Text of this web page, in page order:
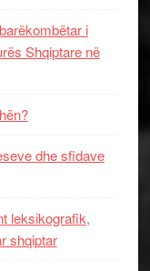
i
Shqiptare në
dhe sfidave
leksikografik,
shqiptar